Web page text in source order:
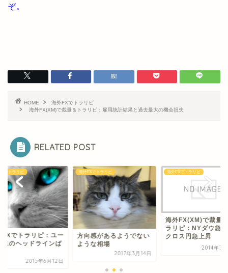
ぞ。
HOME
海外FXでトラリピ
海外FX(XM)で裁量＆トラリピ：雇用統計結果と過去最大の機会損失
RELATED POST
でトラリピ
FXでトラリピ：ユー
連のヘッドラインば
2015年6月12日
海外FXでトラリピ
方向感があるようでない
ような相場
2017年3月14日
海外FXでトラリピ
海外FX(XM)で裁量
ラリピ：NYダウ急
クロス円急上昇
2014年3